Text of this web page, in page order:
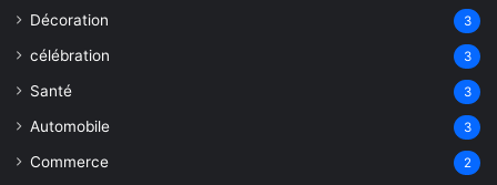
Décoration 3
célébration 3
Santé 3
Automobile 3
Commerce 2